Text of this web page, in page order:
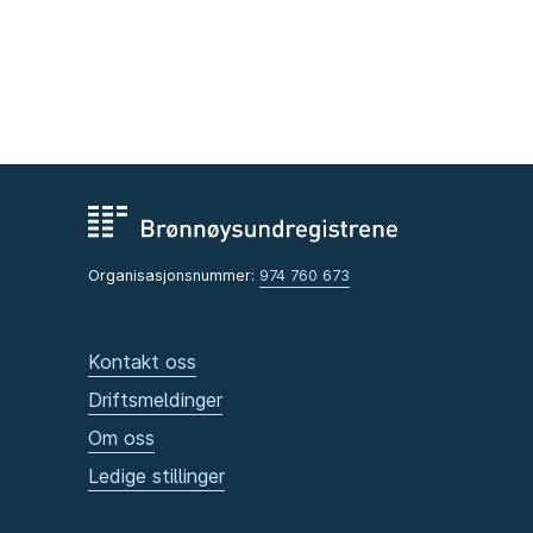
Organisasjonsnummer: 974 760 673
Kontakt oss
Driftsmeldinger
Om oss
Ledige stillinger